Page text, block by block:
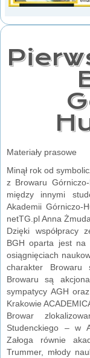
Materiały prasowe
Minął rok od
z Browaru
między innymi
Akademii Górniczo-
netTG.pl Anna
Dzięki współpracy
BGH oparta jest na
osiągnięciach
charakter Browaru
Browaru są
sympatycy AGH
Krakowie
Browar
Studenckiego – w
Załoga równie
Trummer, młody